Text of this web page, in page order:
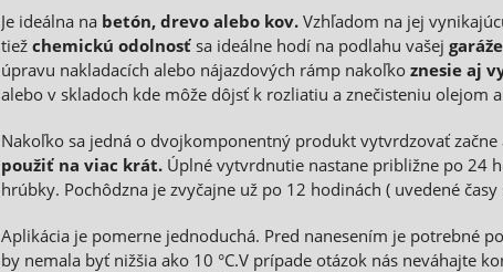
Je ideálna na betón, drevo alebo kov. Vzhľadom na jej
tiežchemickú odolnosť sa ideálne hodí na podlahu vašej
úpravu nakladacích alebo nájazdových rámp nakoľkoznesie aj
alebo v skladoch kde môže dôjsť k rozliatiu a znečisteniu olejom
Nakoľko sa jedná o dvojkomponentný produkt vytvrdzovať
použiť na viac krát. Úplné vytvrdnutie nastane približne po 24
hrúbky. Pochôdzna je zvyčajne už po 12 hodinách ( uvedené časy
Aplikácia je pomerne jednoduchá. Pred nanesením je potrebné
by nemala byť nižšia ako 10 °C.V prípade otázok nás neváhajte